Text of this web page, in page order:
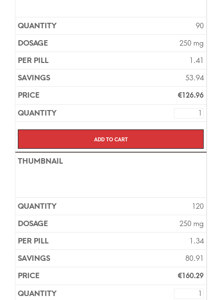
90
250 mg
1.41
53.94
€126.96
Add to cart
120
250 mg
1.34
80.91
€160.29